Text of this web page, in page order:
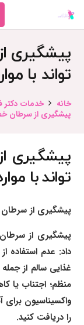
پیشگیری
تواند با
خانه
خدمات دکتر
پیشگیری از سرطان
پیشگیری
تواند با
پیشگیری از سرطان
پیشگیری از
داد: عدم استفاده
غذایی سالم از
منظم؛ اجتناب یا
را دریافت کنید.